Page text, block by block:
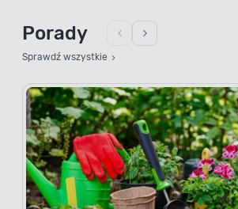
Porady
Sprawdź wszystkie